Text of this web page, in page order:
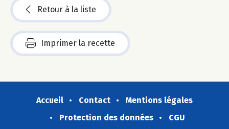
Retour à la liste
Imprimer la recette
Accueil Contact
Mentions légales
Protection des données
CGU